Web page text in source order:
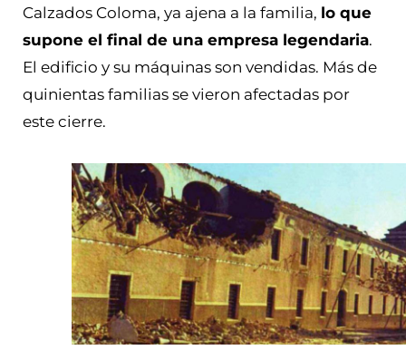
Calzados Coloma, ya ajena a la familia, lo que
supone el final de una empresa legendaria.
El edificio y su máquinas son vendidas. Más de
quinientas familias se vieron afectadas por
este cierre.